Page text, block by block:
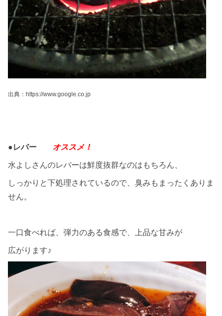
出典：https://www.google.co.jp
●レバー オススメ！
水よしさんのレバーは鮮度抜群なのはもちろん、
しっかりと下処理されているので、臭みもまったくありま
せん。
一口食べれば、弾力のある食感で、上品な甘みが
広がります♪